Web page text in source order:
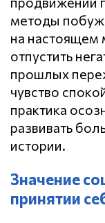
методы
на настоящем
отпустить
прошлых
чувство
практика
развивать
истории.
Значение
принятии